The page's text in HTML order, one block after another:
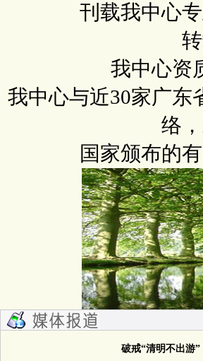
刊载我中心
我中心资
我中心与近30家广东
络
国家颁布的
破戒“清明不出游